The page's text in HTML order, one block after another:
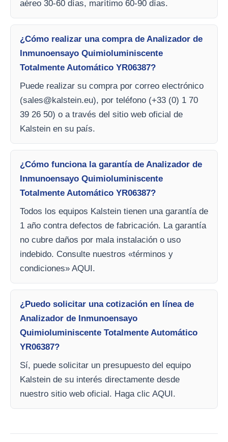
aéreo 30-60 días, marítimo 60-90 días.
¿Cómo realizar una compra de Analizador de
Inmunoensayo Quimioluminiscente
Totalmente Automático YR06387?
Puede realizar su compra por correo electrónico
(sales@kalstein.eu), por teléfono (+33 (0) 1 70
39 26 50) o a través del sitio web oficial de
Kalstein en su país.
¿Cómo funciona la garantía de Analizador de
Inmunoensayo Quimioluminiscente
Totalmente Automático YR06387?
Todos los equipos Kalstein tienen una garantía de
1 año contra defectos de fabricación. La garantía
no cubre daños por mala instalación o uso
indebido. Consulte nuestros «términos y
condiciones» AQUI.
¿Puedo solicitar una cotización en línea de
Analizador de Inmunoensayo
Quimioluminiscente Totalmente Automático
YR06387?
Sí, puede solicitar un presupuesto del equipo
Kalstein de su interés directamente desde
nuestro sitio web oficial. Haga clic AQUI.